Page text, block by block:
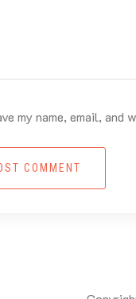
my name, email,
COMMENT